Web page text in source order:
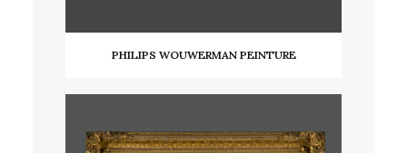
PHILIPS WOUWERMAN PEINTURE